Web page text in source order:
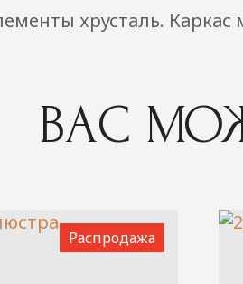
хрусталь. Каркас
ВАС
Распродажа